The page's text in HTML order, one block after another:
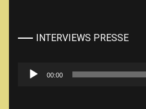
INTERVIEWS PRESSE
Lecteur
audio
00:00